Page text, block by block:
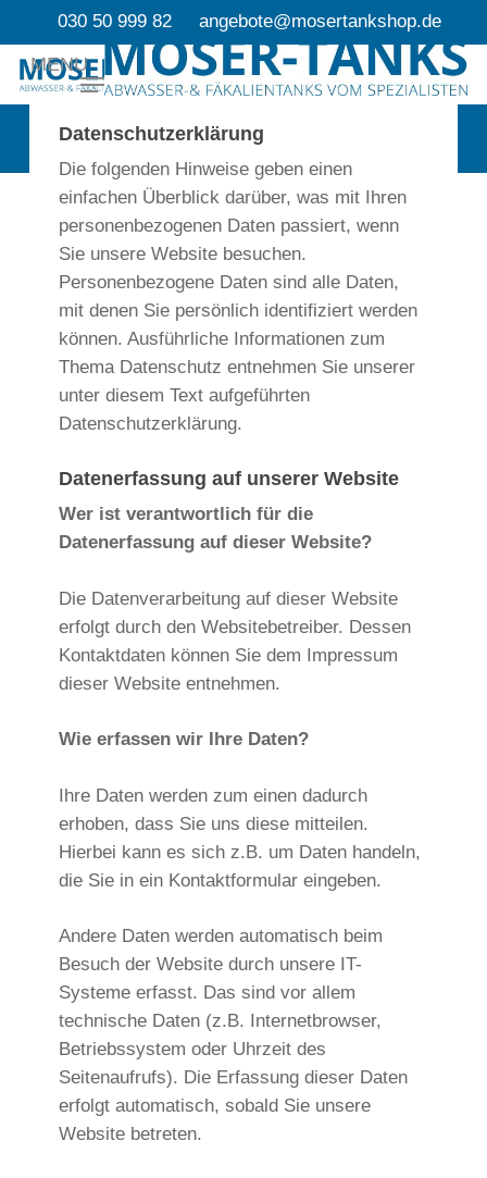
to
main
content
030 50 999 82 angebote@mosertankshop.de
MENU
Datenschutzerklärung
Die folgenden Hinweise geben einen
einfachen Überblick darüber, was mit Ihren
personenbezogenen Daten passiert, wenn
Sie unsere Website besuchen.
Personenbezogene Daten sind alle Daten,
mit denen Sie persönlich identifiziert werden
können. Ausführliche Informationen zum
Thema Datenschutz entnehmen Sie unserer
unter diesem Text aufgeführten
Datenschutzerklärung.
Datenerfassung auf unserer Website
Wer ist verantwortlich für die
Datenerfassung auf dieser Website?
Die Datenverarbeitung auf dieser Website
erfolgt durch den Websitebetreiber. Dessen
Kontaktdaten können Sie dem Impressum
dieser Website entnehmen.
Wie erfassen wir Ihre Daten?
Ihre Daten werden zum einen dadurch
erhoben, dass Sie uns diese mitteilen.
Hierbei kann es sich z.B. um Daten handeln,
die Sie in ein Kontaktformular eingeben.
Andere Daten werden automatisch beim
Besuch der Website durch unsere IT-
Systeme erfasst. Das sind vor allem
technische Daten (z.B. Internetbrowser,
Betriebssystem oder Uhrzeit des
Seitenaufrufs). Die Erfassung dieser Daten
erfolgt automatisch, sobald Sie unsere
Website betreten.